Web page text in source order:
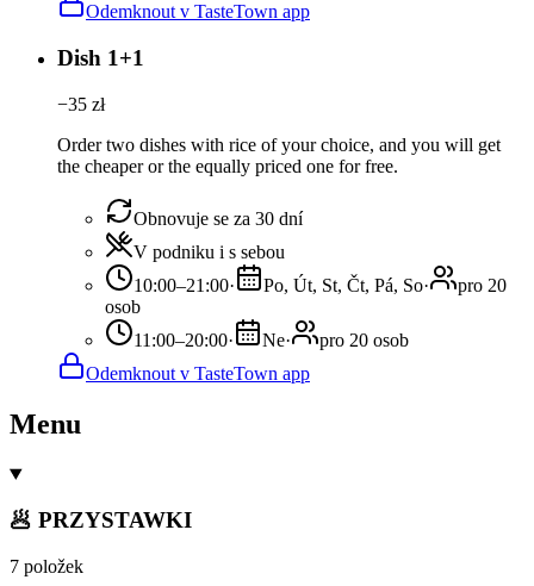
Odemknout v TasteTown app
Dish 1+1
−35 zł
Order two dishes with rice of your choice, and you will get
the cheaper or the equally priced one for free.
Obnovuje se za 30 dní
V podniku i s sebou
10:00–21:00· Po, Út, St, Čt, Pá, So·
pro 20
osob
11:00–20:00· Ne·
pro 20 osob
Odemknout v TasteTown app
Menu
🥟 PRZYSTAWKI
7 položek